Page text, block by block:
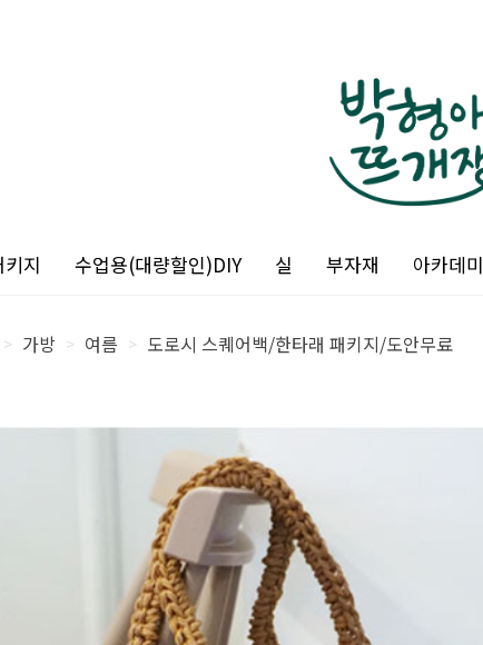
키지 수업용(대량할인)DIY 실 부자재 아카데미
> 가방 > 여름 > 도로시 스퀘어백/한타래 패키지/도안무료